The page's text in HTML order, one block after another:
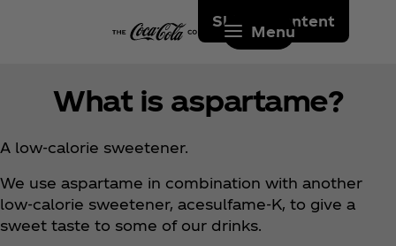
Skip to content
Menu
What is aspartame?
A low-calorie sweetener.
We use aspartame in combination with another
low-calorie sweetener, acesulfame-K, to give a
sweet taste to some of our drinks.